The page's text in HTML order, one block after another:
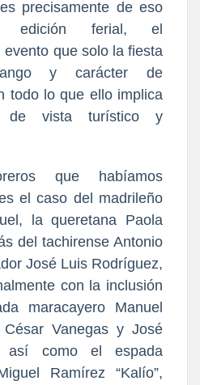
precisamente de eso
ferial, el
que solo la fiesta
y carácter de
todo lo que ello implica
de vista turístico y
que habíamos
el caso del madrileño
la queretana Paola
del tachirense Antonio
José Luis Rodríguez,
con la inclusión
maracayero Manuel
César Vanegas y José
así como el espada
Ramírez “Kalío”,